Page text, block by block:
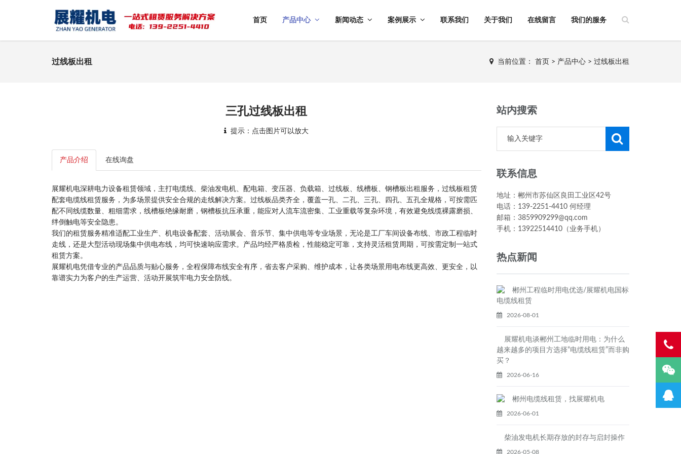
首页 产品中心 新闻动态 案例展示 联系我们 关于我们 在线留言 我们的服务
过线板出租 当前位置： 首页 > 产品中心 > 过线板出租
三孔过线板出租
提示：点击图片可以放大
产品介绍 在线询盘
展耀机电深耕电力设备租赁领域，主打电缆线、柴油发电机、配电箱、变压器、负载箱、过线板、线槽板、钢槽板出租服务，过线板租赁
配套电缆线租赁服务，为多场景提供安全合规的走线解决方案。过线板品类齐全，覆盖一孔、二孔、三孔、四孔、五孔全规格，可按需匹
配不同线缆数量、粗细需求，线槽板绝缘耐磨，钢槽板抗压承重，能应对人流车流密集、工业重载等复杂环境，有效避免线缆裸露磨损、
绊倒触电等安全隐患。
我们的租赁服务精准适配工业生产、机电设备配套、活动展会、音乐节、集中供电等专业场景，无论是工厂车间设备布线、市政工程临时
走线，还是大型活动现场集中供电布线，均可快速响应需求。产品均经严格质检，性能稳定可靠，支持灵活租赁周期，可按需定制一站式
租赁方案。
展耀机电凭借专业的产品品质与贴心服务，全程保障布线安全有序，省去客户采购、维护成本，让各类场景用电布线更高效、更安全，以
靠谱实力为客户的生产运营、活动开展筑牢电力安全防线。
站内搜索
联系信息
地址：郴州市苏仙区良田工业区42号
电话：139-2251-4410 何经理
邮箱：3859909299@qq.com
手机：13922514410（业务手机）
热点新闻
郴州工程临时用电优选/展耀机电国标
电缆线租赁
2026-08-01
展耀机电谈郴州工地临时用电：为什么
越来越多的项目方选择“电缆线租赁”而非购
买？
2026-06-16
郴州电缆线租赁，找展耀机电
2026-06-01
柴油发电机长期存放的封存与启封操作
2026-05-08